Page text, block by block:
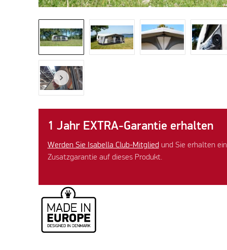
1 Jahr EXTRA-Garantie erhalten
Werden Sie Isabella Club-Mitglied und Sie erhalten
Zusatzgarantie auf dieses Produkt.